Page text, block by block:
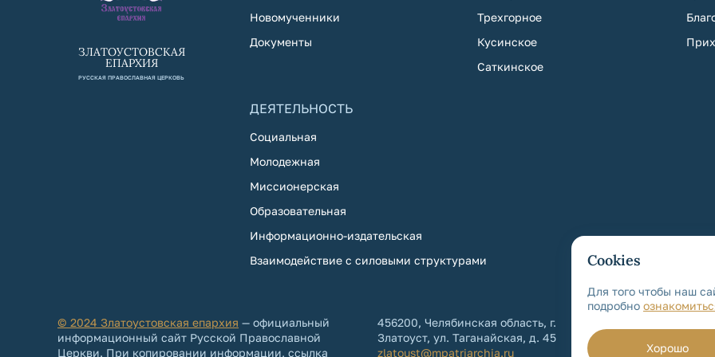
ЗЛАТОУСТОВСКАЯ
ЕПАРХИЯ
РУССКАЯ ПРАВОСЛАВНАЯ ЦЕРКОВЬ
Новомученники
Документы
Трехгорное
Кусинское
Саткинское
ДЕЯТЕЛЬНОСТЬ
Социальная
Молодежная
Миссионерская
Образовательная
Информационно-издательская
Взаимодействие с силовыми структурами
© 2024 Златоустовская епархия — официальный
информационный сайт Русской Православной
Церкви. При копировании информации, ссылка
456200, Челябинская область, г.
Златоуст, ул. Таганайская, д. 45
zlatoust@mpatriarchia.ru
Контакты
Cookies
Для того чтобы наш
подробно
Хорошо